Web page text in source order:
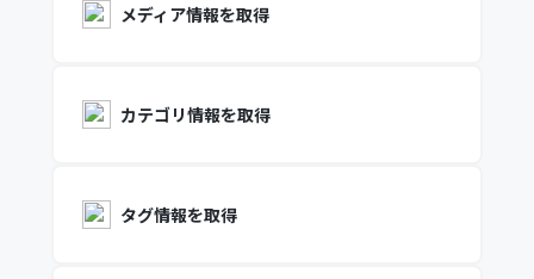
メディア情報を取得
カテゴリ情報を取得
タグ情報を取得